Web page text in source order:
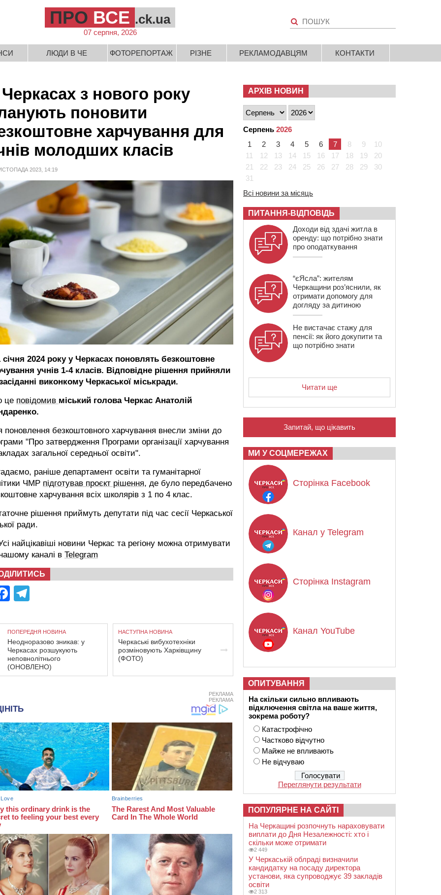
ПРО ВСЕ .ck.ua
07 серпня, 2026
ЛЮДИ В ЧЕ ФОТОРЕПОРТАЖ РІЗНЕ РЕКЛАМОДАВЦЯМ КОНТАКТИ
з нового року
поновити
харчування для
молодших класів
2023, 14:19
січня 2024 року у Черкасах поновлять безкоштовне
учнів 1-4 класів. Відповідне рішення прийняли
виконкому Черкаської міськради.
це повідомив міський голова Черкас Анатолій
поновлення безкоштовного харчування внесли зміни до
"Про затвердження Програми організації харчування
загальної середньої освіти".
раніше департамент освіти та гуманітарної
ЧМР підготував проєкт рішення, де було передбачено
харчування всіх школярів з 1 по 4 клас.
рішення приймуть депутати під час сесії Черкаської
ради.
найцікавіші новини Черкас та регіону можна отримувати
каналі в Telegram
Facebook
ПОПЕРЕДНЯ НОВИНА
Неодноразово зникав: у
Черкасах розшукують
неповнолітнього
(ОНОВЛЕНО)
НАСТУПНА НОВИНА
Черкаські вибухотехніки
розміновують Харківщину
(ФОТО)
РЕКЛАМА
РЕКЛАМА
АРХІВ НОВИН
Серпень 2026
1
2 3 4 5 6 7 8 9
10
11
12 13 14 15 16 17 18 19
20
21
22 23 24 25 26 27 28 29
30
31
Всі новини за місяць
ПИТАННЯ-ВІДПОВІДЬ
Доходи від здачі житла в
оренду: що потрібно знати
про оподаткування
“єЯсла”: жителям
Черкащини роз’яснили, як
отримати допомогу для
догляду за дитиною
Не вистачає стажу для
пенсії: як його докупити та
що потрібно знати
Читати ще
Запитай, що цікавить
МИ У СОЦМЕРЕЖАХ
Сторінка Facebook
Канал у Telegram
Сторінка Instagram
Канал YouTube
ОПИТУВАННЯ
На скільки сильно впливають
відключення світла на ваше життя,
зокрема роботу?
Катастрофічно
Частково відчутно
Майже не впливають
Не відчуваю
Переглянути результати
ПОПУЛЯРНЕ НА САЙТІ
На Черкащині розпочнуть нараховувати
виплати до Дня Незалежності: хто і
скільки може отримати
2 449
У Черкаській облраді визначили
кандидатку на посаду директора
установи, яка супроводжує 39 закладів
освіти
2 313